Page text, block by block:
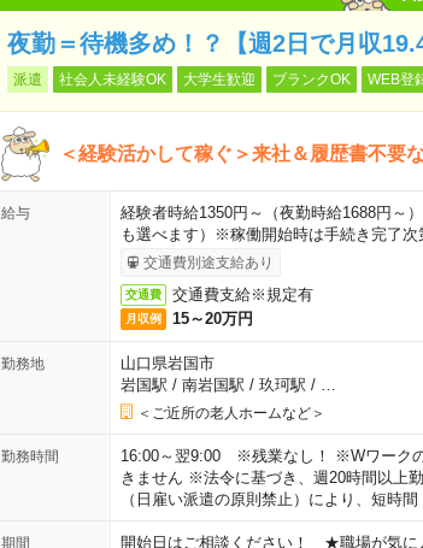
夜勤＝待機多め！？【週2日で月収
派遣 社会人未経験OK 大学生歓迎 ブランクOK WEB登
＜経験活かして稼ぐ＞来社＆履歴書不要
給与
経験者時給1350円～（夜勤時給1688円
も選べます）※稼働開始時は手続き完了次
交通費別途支給あり
交通費 交通費支給※規定有
月収例 15～20万円
勤務地
山口県岩国市
岩国駅 / 南岩国駅 / 玖珂駅 /
＜ご近所の老人ホームなど＞
勤務時間
16:00～翌9:00 ※残業なし！ ※Wワーク
きません ※法令に基づき、週20時間以上
（日雇い派遣の原則禁止）により、短時
期間 開始日はご相談ください！ ★職場が気に